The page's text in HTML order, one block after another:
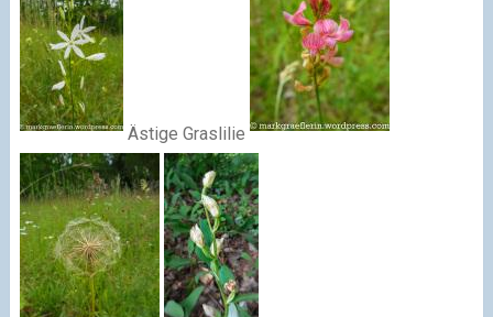
Ästige Graslilie